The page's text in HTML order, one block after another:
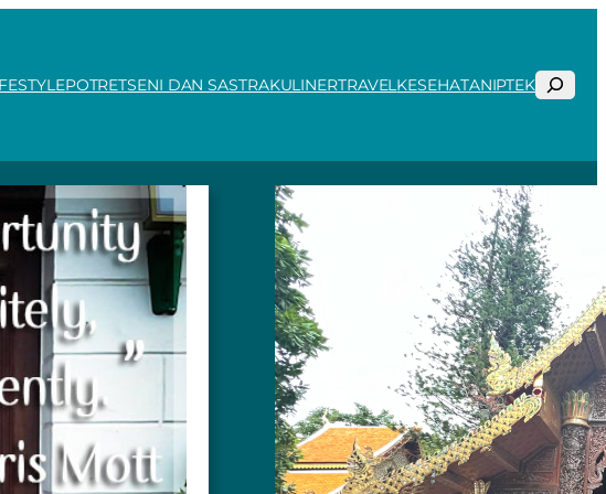
POTRETSENI DAN SASTRAKULINERTRAVELKESEHATANIPTEKSearch